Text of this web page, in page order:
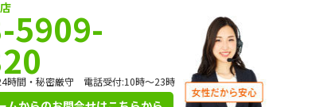
5909-
時間・秘密厳守 電話受付:10時～23時